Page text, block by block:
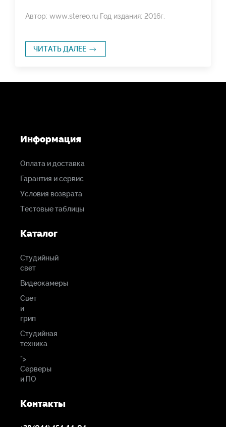
Автор: www.stereo.ru Год издания: 2016г.
ЧИТАТЬ ДАЛЕЕ
Информация
Оплата и доставка
Гарантия и сервис
Условия возврата
Тестовые таблицы
Каталог
Студийный
свет
Видеокамеры
Свет
и
грип
Студийная
техника
">
Серверы
и ПО
Контакты